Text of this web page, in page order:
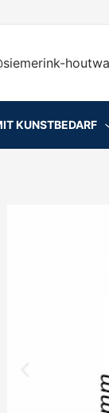
KUNSTBEDARF